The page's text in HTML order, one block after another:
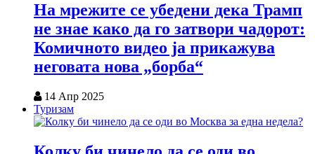
На мрежите се убедени дека Трамп
не знае како да го затвори чадорот:
Комичното видео ја прикажува
неговата нова „борба“
14 Апр 2025
Туризам